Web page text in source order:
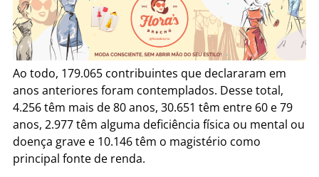
Ao todo, 179.065 contribuintes que declararam em
anos anteriores foram contemplados. Desse total,
4.256 têm mais de 80 anos, 30.651 têm entre 60 e 79
anos, 2.977 têm alguma deficiência física ou mental ou
doença grave e 10.146 têm o magistério como
principal fonte de renda.